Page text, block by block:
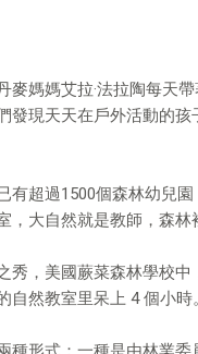
麥媽媽艾拉·法拉陶每天
發現天天在戶外活動的
有超過1500個森林幼兒
，大自然就是教師，森林
秀，美國蕨菜森林學校
然教室里呆上 4 個小時。